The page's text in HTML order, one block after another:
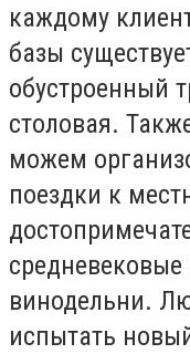
каждому
базы
обустроенный
столовая.
можем
поездки к
винодельни.
испытать